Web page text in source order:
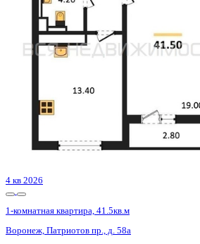
20 из 27
Материал Монолитный
Отделка Черновая отделка
Цена 5 694 000 ₽ 133 380 ₽/м²